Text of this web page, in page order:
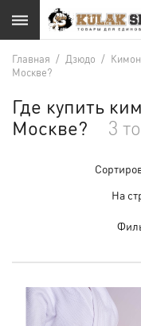
Главная / Дзюдо /
Москве?
Где купить
Москве?
3
На